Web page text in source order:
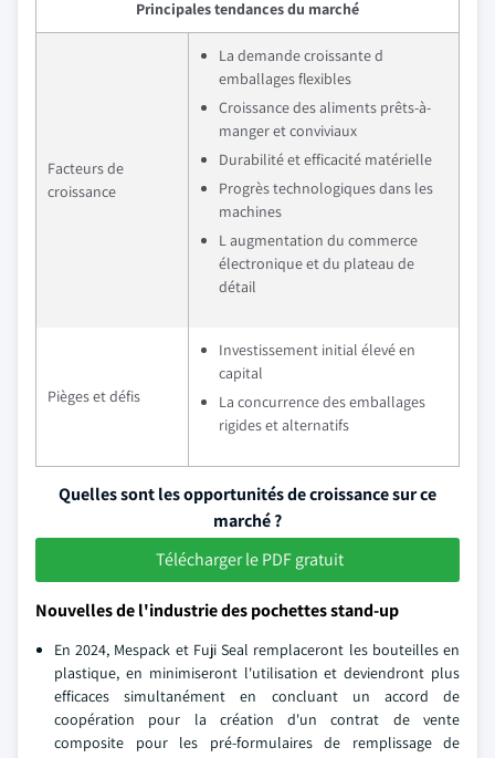
Principales tendances du marché
Facteurs de
croissance
La demande croissante d
emballages flexibles
Croissance des aliments prêts-à-
manger et conviviaux
Durabilité et efficacité matérielle
Progrès technologiques dans les
machines
L augmentation du commerce
électronique et du plateau de
détail
Pièges et défis
Investissement initial élevé en
capital
La concurrence des emballages
rigides et alternatifs
Quelles sont les opportunités de croissance sur ce
marché ?
Télécharger le PDF gratuit
Nouvelles de l'industrie des pochettes stand-up
En 2024, Mespack et Fuji Seal remplaceront les bouteilles en
plastique, en minimiseront l'utilisation et deviendront plus
efficaces simultanément en concluant un accord de
coopération pour la création d'un contrat de vente
composite pour les pré-formulaires de remplissage de